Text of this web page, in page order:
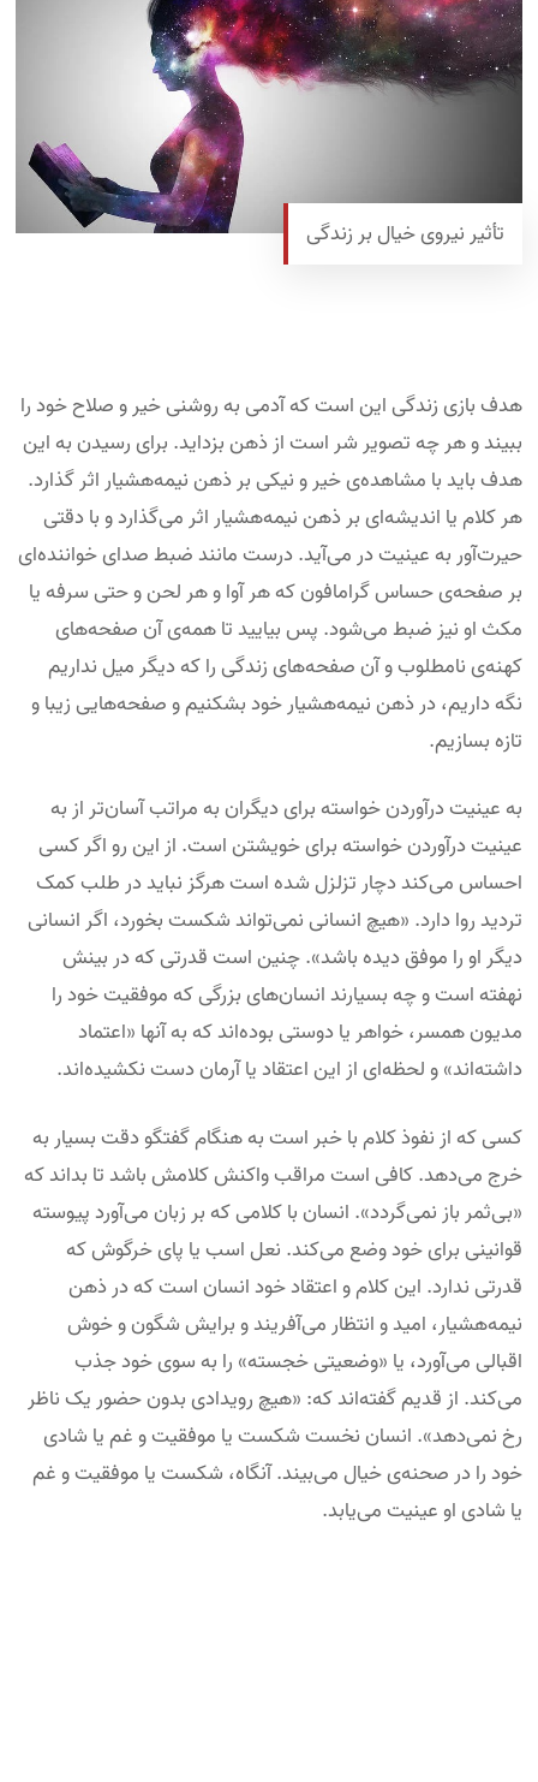
تأثیر نیروی خیال بر زندگی
هدف بازی زندگی این است که آدمی به روشنی خیر و صلاح خود را
ببیند و هر چه تصویر شر است از ذهن بزداید. برای رسیدن به این
هدف باید با مشاهده‌ی خیر و نیکی بر ذهن نیمه‌هشیار اثر گذارد.
هر کلام یا اندیشه‌ای بر ذهن نیمه‌هشیار اثر می‌گذارد و با دقتی
حیرت‌آور به عینیت در می‌آید. درست مانند ضبط صدای خواننده‌ای
بر صفحه‌ی حساس گرامافون که هر آوا و هر لحن و حتی سرفه یا
مکث او نیز ضبط می‌شود. پس بیایید تا همه‌ی آن صفحه‌های
کهنه‌ی نامطلوب و آن صفحه‌های زندگی را که دیگر میل نداریم
نگه داریم، در ذهن نیمه‌هشیار خود بشکنیم و صفحه‌هایی زیبا و
تازه بسازیم.
به عینیت درآوردن خواسته برای دیگران به مراتب آسان‌تر از به
عینیت درآوردن خواسته برای خویشتن است. از این رو اگر کسی
احساس می‌کند دچار تزلزل شده است هرگز نباید در طلب کمک
تردید روا دارد. «هیچ انسانی نمی‌تواند شکست بخورد، اگر انسانی
دیگر او را موفق دیده باشد». چنین است قدرتی که در بینش
نهفته است و چه بسیارند انسان‌های بزرگی که موفقیت خود را
مدیون همسر، خواهر یا دوستی بوده‌اند که به آنها «اعتماد
داشته‌اند» و لحظه‌ای از این اعتقاد یا آرمان دست نکشیده‌اند.
کسی که از نفوذ کلام با خبر است به هنگام گفتگو دقت بسیار به
خرج می‌دهد. کافی است مراقب واکنش کلامش باشد تا بداند که
«بی‌ثمر باز نمی‌گردد». انسان با کلامی که بر زبان می‌آورد پیوسته
قوانینی برای خود وضع می‌کند. نعل اسب یا پای خرگوش که
قدرتی ندارد. این کلام و اعتقاد خود انسان است که در ذهن
نیمه‌هشیار، امید و انتظار می‌آفریند و برایش شگون و خوش
اقبالی می‌آورد، یا «وضعیتی خجسته» را به سوی خود جذب
می‌کند. از قدیم گفته‌اند که: «هیچ رویدادی بدون حضور یک ناظر
رخ نمی‌دهد». انسان نخست شکست یا موفقیت و غم یا شادی
خود را در صحنه‌ی خیال می‌بیند. آنگاه، شکست یا موفقیت و غم
یا شادی او عینیت می‌یابد.